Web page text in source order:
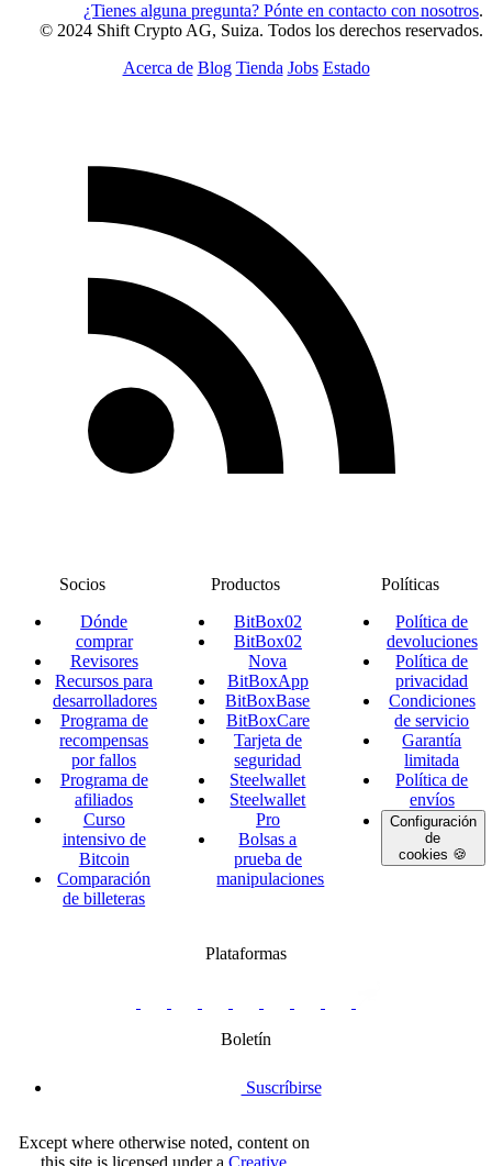
¿Tienes alguna pregunta? Pónte en contacto con nosotros.
© 2024 Shift Crypto AG, Suiza. Todos los derechos reservados.
Acerca de Blog Tienda Jobs Estado
Socios
Dónde
comprar
Revisores
Recursos para
desarrolladores
Programa de
recompensas
por fallos
Programa de
afiliados
Curso
intensivo de
Bitcoin
Comparación
de billeteras
Productos
BitBox02
BitBox02
Nova
BitBoxApp
BitBoxBase
BitBoxCare
Tarjeta de
seguridad
Steelwallet
Steelwallet
Pro
Bolsas a
prueba de
manipulaciones
Políticas
Política de
devoluciones
Política de
privacidad
Condiciones
de servicio
Garantía
limitada
Política de
envíos
Configuración
de
cookies 🍪
Plataformas
swiss
group
Boletín
Suscríbirse
Except where otherwise noted, content on